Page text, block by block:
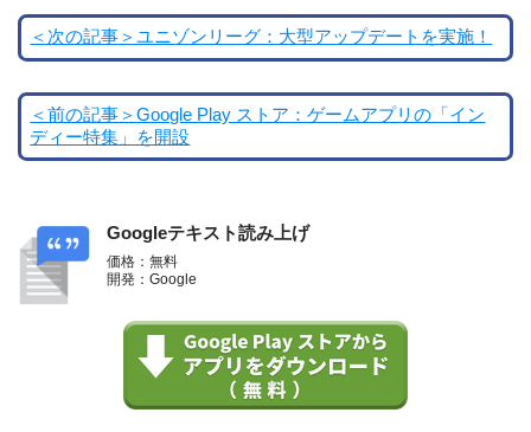
＜次の記事＞ユニゾンリーグ：大型アップデートを実施！
＜前の記事＞Google Play ストア：ゲームアプリの「イン
ディー特集」を開設
Googleテキスト読み上げ
価格：無料
開発：Google